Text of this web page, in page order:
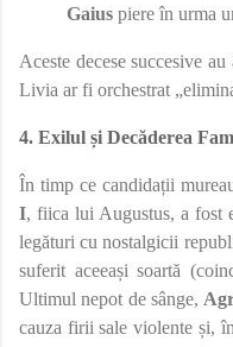
Gaius piere în urma
Aceste decese succesive
Livia ar fi orchestrat
4. Exilul și Decăderea
În timp ce candidații
I, fiica lui Augustus, a fost
legături cu nostalgicii
suferit aceeași soartă
Ultimul nepot de sânge,
cauza firii sale violente și,